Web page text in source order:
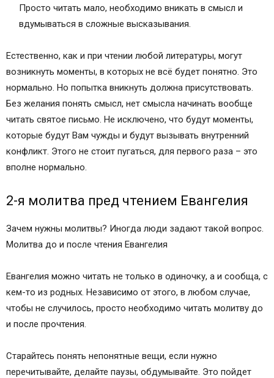
Просто читать мало, необходимо вникать в смысл и
вдумываться в сложные высказывания.
Естественно, как и при чтении любой литературы, могут
возникнуть моменты, в которых не всё будет понятно. Это
нормально. Но попытка вникнуть должна присутствовать.
Без желания понять смысл, нет смысла начинать вообще
читать святое письмо. Не исключено, что будут моменты,
которые будут Вам чужды и будут вызывать внутренний
конфликт. Этого не стоит пугаться, для первого раза – это
вполне нормально.
2-я молитва пред чтением Евангелия
Зачем нужны молитвы? Иногда люди задают такой вопрос.
Молитва до и после чтения Евангелия
Евангелия можно читать не только в одиночку, а и сообща, с
кем-то из родных. Независимо от этого, в любом случае,
чтобы не случилось, просто необходимо читать молитву до
и после прочтения.
Старайтесь понять непонятные вещи, если нужно
перечитывайте, делайте паузы, обдумывайте. Это пойдет